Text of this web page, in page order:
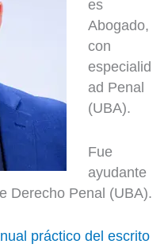
es
Abogado,
con
especialid
ad Penal
(UBA).
Fue
ayudante
Derecho Penal (UBA).
práctico del escrito